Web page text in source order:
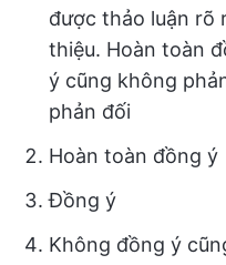
được thảo luận rõ
thiệu. Hoàn toàn
ý cũng không
phản đối
Hoàn toàn đồng ý
Đồng ý
Không đồng ý